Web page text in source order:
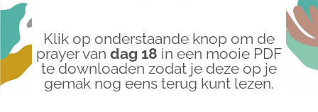
Klik op onderstaande knop om de
prayer van dag 18 in een mooie PDF
te downloaden zodat je deze op je
gemak nog eens terug kunt lezen.